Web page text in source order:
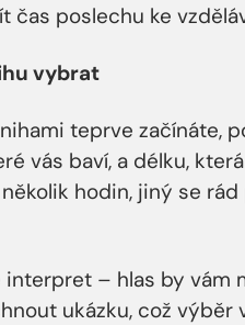
čas poslechu ke
vybrat
teprve začínáte,
vás baví, a délku,
hodin, jiný se
interpret – hlas by vám
ukázku, což výběr